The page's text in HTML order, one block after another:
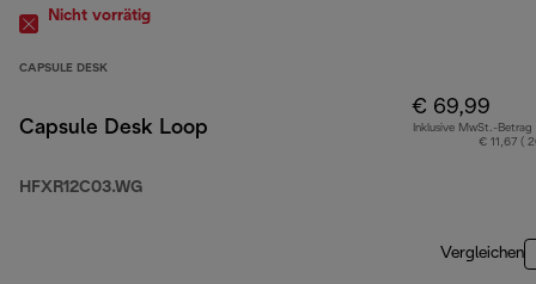
Nicht vorrätig
CAPSULE DESK
Capsule Desk Loop
HFXR12C03.WG
€ 69,99
Inklusive MwSt.-Betrag
€ 11,67 (
Vergleichen